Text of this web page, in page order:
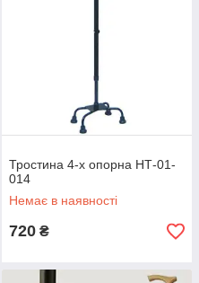
Тростина 4-х опорна НТ-01-
014
Немає в наявності
720 ₴